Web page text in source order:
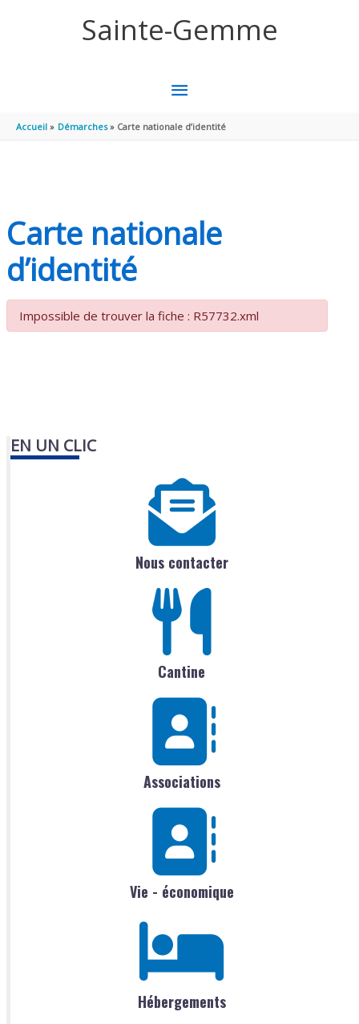
Sainte-Gemme
MENU
PRINCIPAL
Accueil Démarches Carte nationale d’identité
Carte nationale
d’identité
Impossible de trouver la fiche : R57732.xml
EN UN CLIC
Nous contacter
Cantine
Associations
Vie - économique
Hébergements